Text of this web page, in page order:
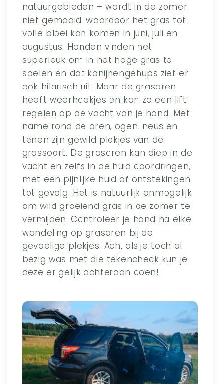
natuurgebieden – wordt in de zomer
niet gemaaid, waardoor het gras tot
volle bloei kan komen in juni, juli en
augustus. Honden vinden het
superleuk om in het hoge gras te
spelen en dat konijnengehups ziet er
ook hilarisch uit. Maar de grasaren
heeft weerhaakjes en kan zo een lift
regelen op de vacht van je hond. Met
name rond de oren, ogen, neus en
tenen zijn gewild plekjes van de
grassoort. De grasaren kan diep in de
vacht en zelfs in de huid doordringen,
met een pijnlijke huid of ontstekingen
tot gevolg. Het is natuurlijk onmogelijk
om wild groeiend gras in de zomer te
vermijden. Controleer je hond na elke
wandeling op grasaren bij de
gevoelige plekjes. Ach, als je toch al
bezig was met die tekencheck kun je
deze er gelijk achteraan doen!